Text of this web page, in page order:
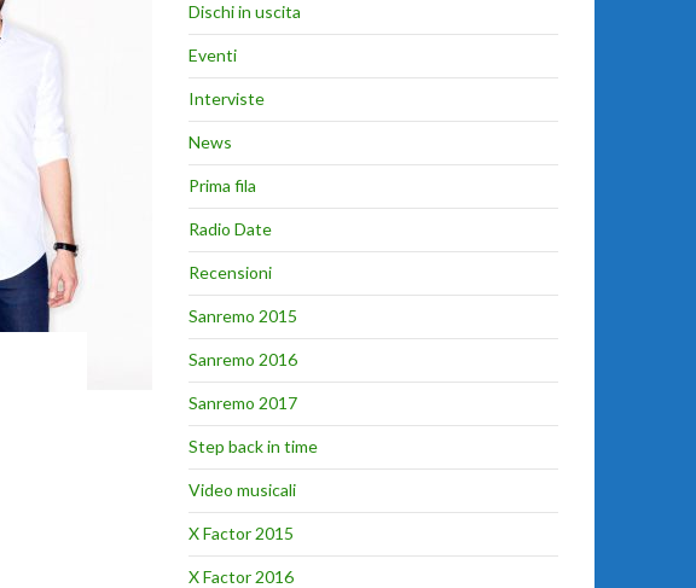
Dischi in uscita
Eventi
Interviste
News
Prima fila
Radio Date
Recensioni
Sanremo 2015
Sanremo 2016
Sanremo 2017
Step back in time
Video musicali
X Factor 2015
X Factor 2016